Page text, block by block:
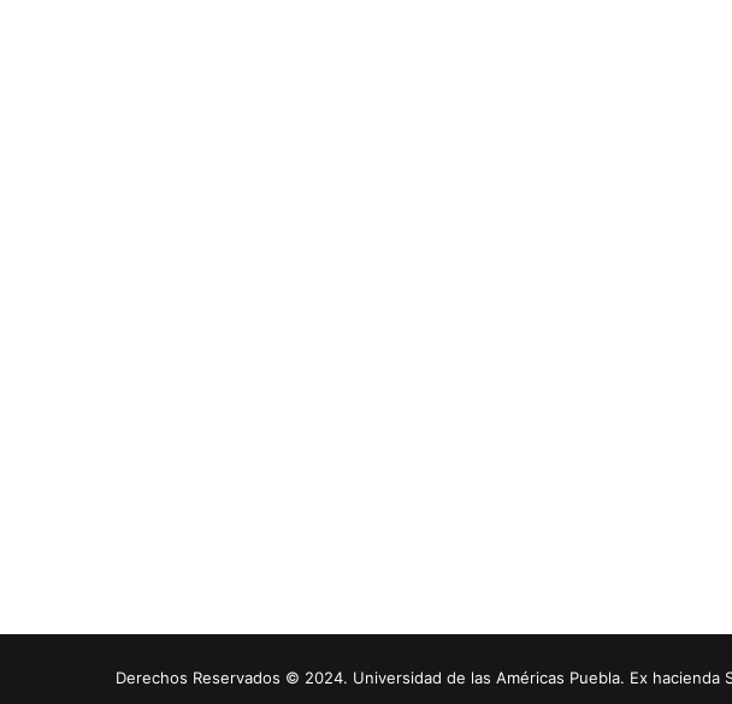
Derechos Reservados © 2024. Universidad de las Américas Puebla. Ex